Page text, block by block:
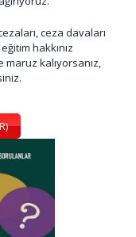
ceza davaları
hakkınız
kalıyorsanız,